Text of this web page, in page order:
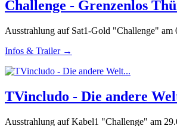
Challenge - Grenzenlos
Ausstrahlung auf Sat1-Gold "Challenge" am
Infos & Trailer →
TVincludo - Die andere
Ausstrahlung auf Kabel1 "Challenge" am